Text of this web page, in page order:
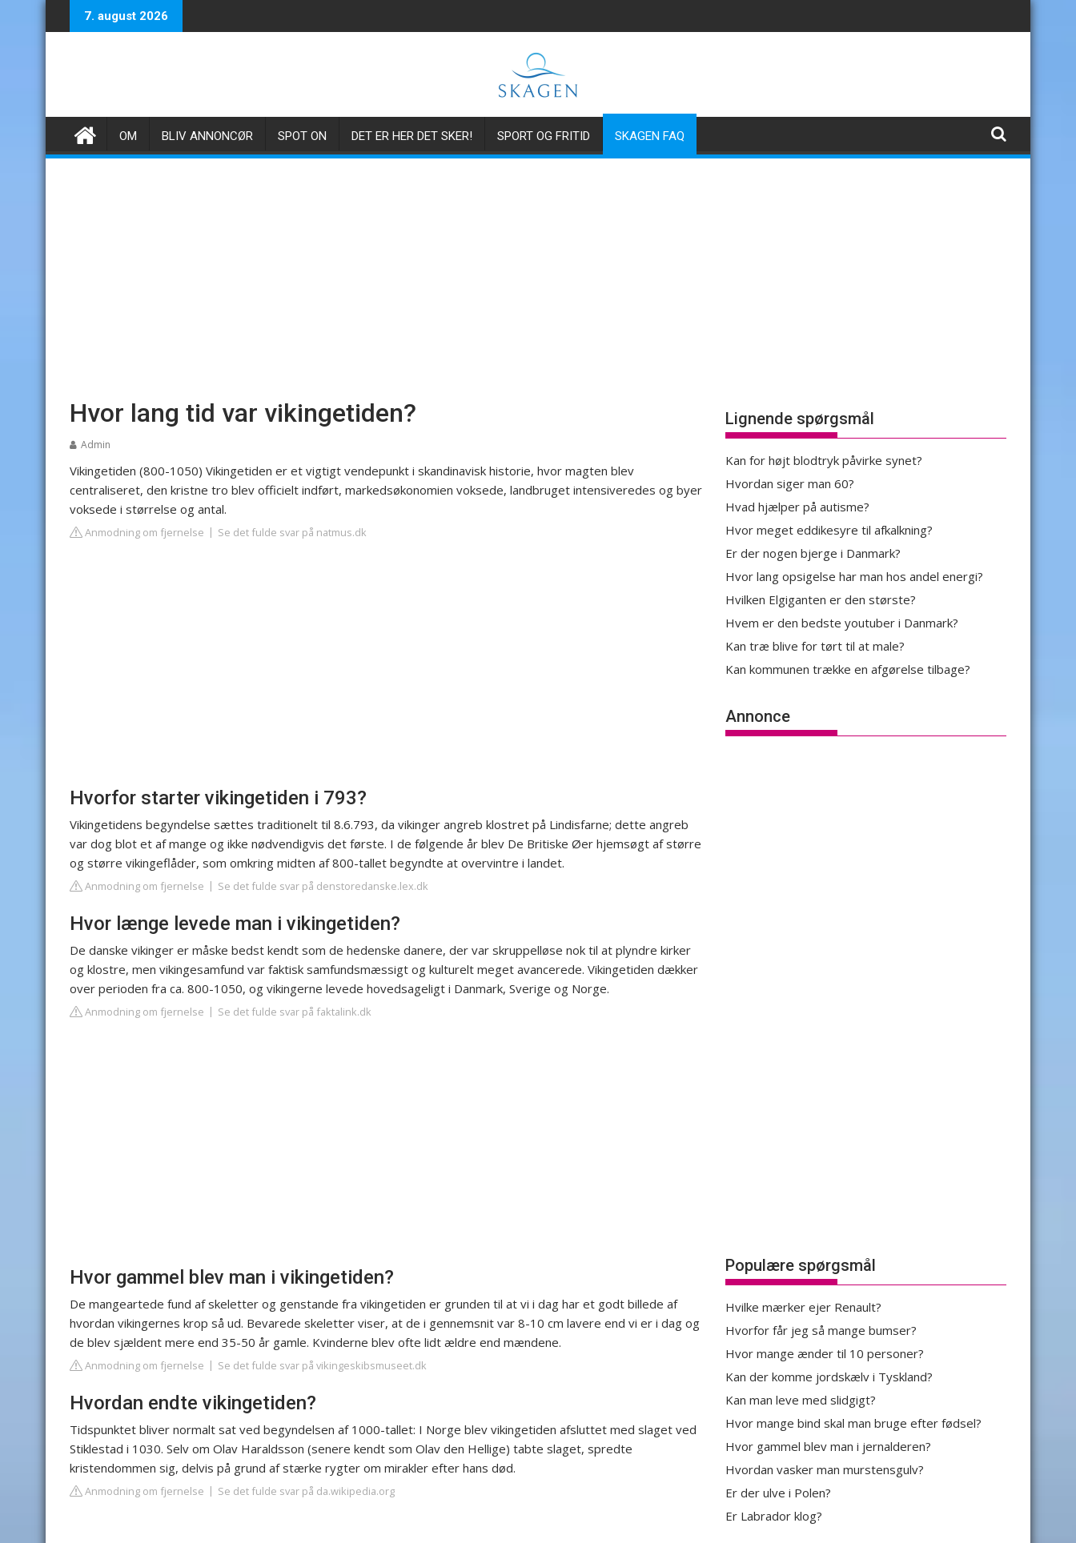
to
7. august 2026
OM BLIV ANNONCØR SPOT ON DET ER HER DET SKER! SPORT OG FRITID SKAGEN FAQ
Hvor lang tid var vikingetiden?
Admin
Vikingetiden (800-1050) Vikingetiden er et vigtigt vendepunkt i skandinavisk historie, hvor magten blev
centraliseret, den kristne tro blev officielt indført, markedsøkonomien voksede, landbruget intensiveredes og byer
voksede i størrelse og antal.
Anmodning om fjernelse Se det fulde svar på natmus.dk
Hvorfor starter vikingetiden i 793?
Vikingetidens begyndelse sættes traditionelt til 8.6.793, da vikinger angreb klostret på Lindisfarne; dette angreb
var dog blot et af mange og ikke nødvendigvis det første. I de følgende år blev De Britiske Øer hjemsøgt af større
og større vikingeflåder, som omkring midten af 800-tallet begyndte at overvintre i landet.
Anmodning om fjernelse Se det fulde svar på denstoredanske.lex.dk
Hvor længe levede man i vikingetiden?
De danske vikinger er måske bedst kendt som de hedenske danere, der var skruppelløse nok til at plyndre kirker
og klostre, men vikingesamfund var faktisk samfundsmæssigt og kulturelt meget avancerede. Vikingetiden dækker
over perioden fra ca. 800-1050, og vikingerne levede hovedsageligt i Danmark, Sverige og Norge.
Anmodning om fjernelse Se det fulde svar på faktalink.dk
Hvor gammel blev man i vikingetiden?
De mangeartede fund af skeletter og genstande fra vikingetiden er grunden til at vi i dag har et godt billede af
hvordan vikingernes krop så ud. Bevarede skeletter viser, at de i gennemsnit var 8-10 cm lavere end vi er i dag og
de blev sjældent mere end 35-50 år gamle. Kvinderne blev ofte lidt ældre end mændene.
Anmodning om fjernelse Se det fulde svar på vikingeskibsmuseet.dk
Hvordan endte vikingetiden?
Tidspunktet bliver normalt sat ved begyndelsen af 1000-tallet: I Norge blev vikingetiden afsluttet med slaget ved
Stiklestad i 1030. Selv om Olav Haraldsson (senere kendt som Olav den Hellige) tabte slaget, spredte
kristendommen sig, delvis på grund af stærke rygter om mirakler efter hans død.
Anmodning om fjernelse Se det fulde svar på da.wikipedia.org
Lignende spørgsmål
Kan for højt blodtryk påvirke synet?
Hvordan siger man 60?
Hvad hjælper på autisme?
Hvor meget eddikesyre til afkalkning?
Er der nogen bjerge i Danmark?
Hvor lang opsigelse har man hos andel energi?
Hvilken Elgiganten er den største?
Hvem er den bedste youtuber i Danmark?
Kan træ blive for tørt til at male?
Kan kommunen trække en afgørelse tilbage?
Annonce
Populære spørgsmål
Hvilke mærker ejer Renault?
Hvorfor får jeg så mange bumser?
Hvor mange ænder til 10 personer?
Kan der komme jordskælv i Tyskland?
Kan man leve med slidgigt?
Hvor mange bind skal man bruge efter fødsel?
Hvor gammel blev man i jernalderen?
Hvordan vasker man murstensgulv?
Er der ulve i Polen?
Er Labrador klog?